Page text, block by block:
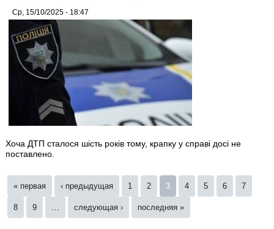
Ср, 15/10/2025 - 18:47
Хоча ДТП сталося шість років тому, крапку у справі досі не
поставлено.
Страницы
« первая ‹ предыдущая 1 2 3 4 5 6 7
8 9 … следующая › последняя »